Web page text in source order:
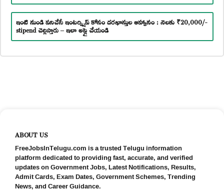
ఇంటి నుండి పనిచేసే ఇంటర్న్షిప్ కోసం దరఖాస్తుల ఆహ్వానం : నెలకు ₹20,000/-
stipend చెల్లిస్తారు – ఇలా అప్లై చేయండి
ABOUT US
FreeJobsInTelugu.com is a trusted Telugu information
platform dedicated to providing fast, accurate, and verified
updates on Government Jobs, Latest Notifications, Results,
Admit Cards, Exam Dates, Government Schemes, Trending
News, and Career Guidance.